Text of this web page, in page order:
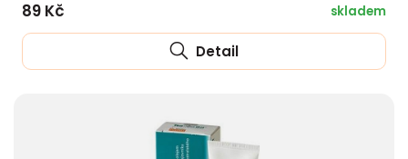
89 Kč skladem
Detail